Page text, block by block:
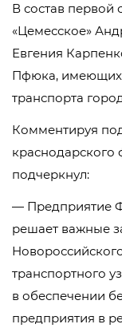
В состав первой
«Цемесское»
Евгения
Пфюка, имеющих
транспорта
Комментируя
краснодарского
подчеркнул:
— Предприятие
решает важные
транспортного
в обеспечении
предприятия в